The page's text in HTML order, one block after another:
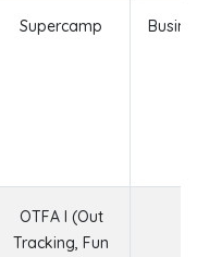
Supercamp
OTFA I (Out
Tracking, Fun